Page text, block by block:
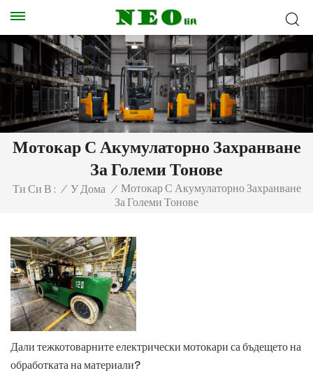
Мотокар С Акумулаторно Захранване
За Големи Тонове
Ти Си В : / У Дома / Мотокар С Акумулаторно Захранване
За Големи Тонове
Дали тежкотоварните електрически мотокари са бъдещето на
обработката на материали?